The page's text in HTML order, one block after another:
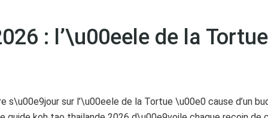
: l’\u00eele de la
s\u00e9jour sur l’\u00eele de la Tortue \u00e0 cause d’un